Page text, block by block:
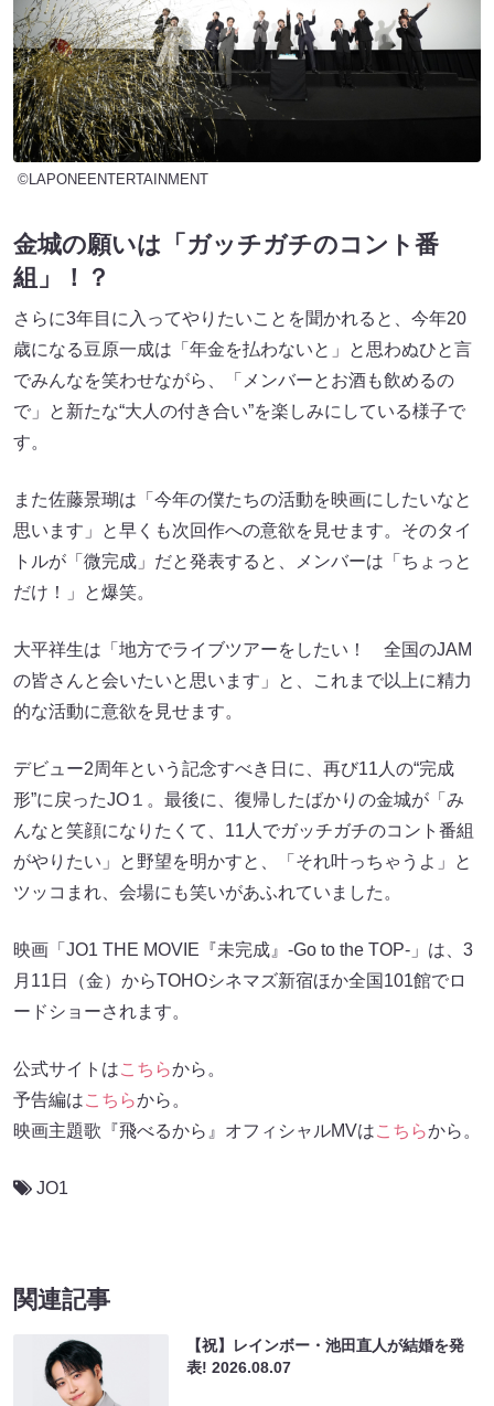
©LAPONEENTERTAINMENT
金城の願いは「ガッチガチのコント番
組」！？
さらに3年目に入ってやりたいことを聞かれると、今年20
歳になる豆原一成は「年金を払わないと」と思わぬひと言
でみんなを笑わせながら、「メンバーとお酒も飲めるの
で」と新たな“大人の付き合い”を楽しみにしている様子で
す。
また佐藤景瑚は「今年の僕たちの活動を映画にしたいなと
思います」と早くも次回作への意欲を見せます。そのタイ
トルが「微完成」だと発表すると、メンバーは「ちょっと
だけ！」と爆笑。
大平祥生は「地方でライブツアーをしたい！ 全国のJAM
の皆さんと会いたいと思います」と、これまで以上に精力
的な活動に意欲を見せます。
デビュー2周年という記念すべき日に、再び11人の“完成
形”に戻ったJO１。最後に、復帰したばかりの金城が「み
んなと笑顔になりたくて、11人でガッチガチのコント番組
がやりたい」と野望を明かすと、「それ叶っちゃうよ」と
ツッコまれ、会場にも笑いがあふれていました。
映画「JO1 THE MOVIE『未完成』-Go to the TOP-」は、3
月11日（金）からTOHOシネマズ新宿ほか全国101館でロ
ードショーされます。
公式サイトはこちらから。
予告編はこちらから。
映画主題歌『飛べるから』オフィシャルMVはこちらから。
JO1
関連記事
【祝】レインボー・池田直人が結婚を発
表!2026.08.07